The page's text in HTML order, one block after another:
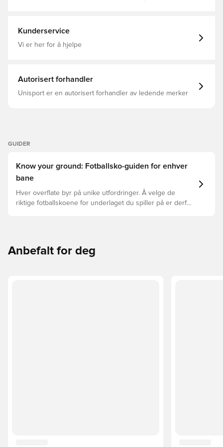
designet for å gi spesialtilpasset passform og uavbrutt
Merk: New Balance sier at fargen på sålen kan falme ved
Kunderservice
Vi er her for å hjelpe
Autorisert forhandler
Unisport er en autorisert forhandler av ledende merker
GUIDER
Know your ground: Fotballsko-guiden for enhver
bane
Hver overflate byr på unike utfordringer. Å velge de
riktige fotballskoene for underlaget du spiller på er derfor
Anbefalt for deg